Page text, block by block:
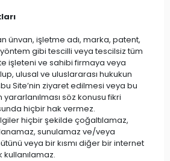
ünvan, işletme adı, marka, patent,
gibi tescilli veya tescilsiz tüm
işleteni ve sahibi firmaya veya
ulusal ve uluslararası hukukun
Site’nin ziyaret edilmesi veya bu
söz konusu fikri
hiçbir hak vermez.
hiçbir şekilde çoğaltılamaz,
sunulamaz ve/veya
veya bir kısmı diğer bir internet